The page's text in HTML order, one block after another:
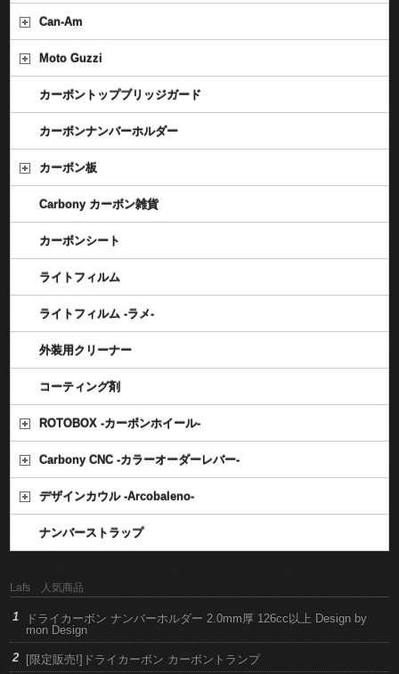
Can-Am
Moto Guzzi
カーボントップブリッジガード
カーボンナンバーホルダー
カーボン板
Carbony カーボン雑貨
カーボンシート
ライトフィルム
ライトフィルム -ラメ-
外装用クリーナー
コーティング剤
ROTOBOX -カーボンホイール-
Carbony CNC -カラーオーダーレバー-
デザインカウル -Arcobaleno-
ナンバーストラップ
Lafs 人気商品
ドライカーボン ナンバーホルダー 2.0mm厚 126cc以上 Design by
mon Design
[限定販売!]ドライカーボン カーボントランプ